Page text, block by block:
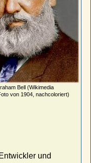
Bell (Wikimedia
von 1904, nachcoloriert)
und